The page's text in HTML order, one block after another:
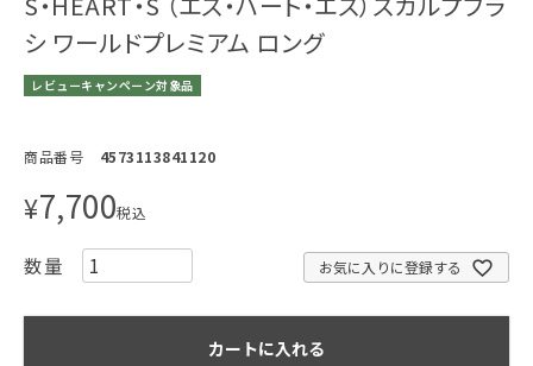
シ ワールドプレミアム ロング
レビューキャンペーン対象品
商品番号 4573113841120
¥7,700税込
お気に入りに登録する
カートに入れる